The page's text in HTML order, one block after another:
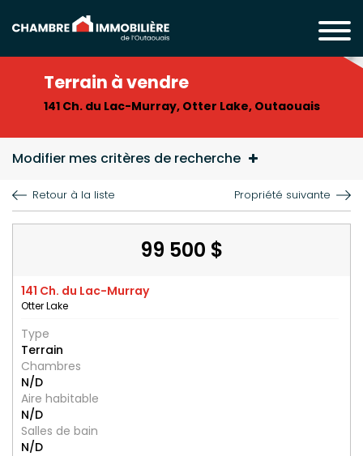
Terrain à vendre
141 Ch. du Lac-Murray, Otter Lake, Outaouais
Modifier mes critères de recherche
Retour à la liste Propriété suivante
99 500 $
141 Ch. du Lac-Murray
Otter Lake
Type
Terrain
Chambres
N/D
Aire habitable
N/D
Salles de bain
N/D